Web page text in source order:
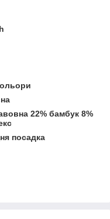
22% бамбук 8%
посадка